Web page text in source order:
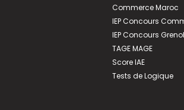
Commerce Maroc
IEP Concours
IEP Concours
TAGE MAGE
Score IAE
Tests de Logique